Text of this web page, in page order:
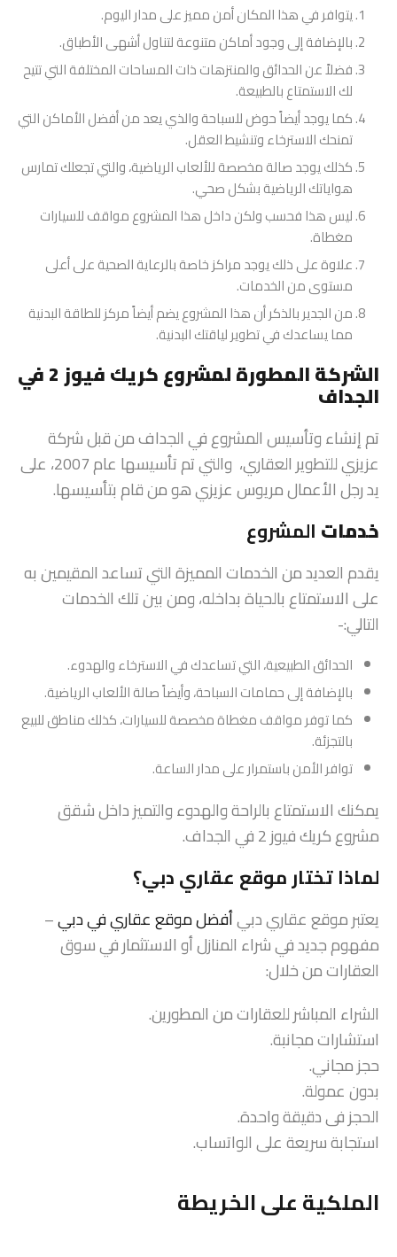
يتوافر في هذا المكان أمن مميز على مدار اليوم.
بالإضافة إلى وجود أماكن متنوعة لتناول أشهى الأطباق.
فضلاً عن الحدائق والمنتزهات ذات المساحات المختلفة التي تتيح
لك الاستمتاع بالطبيعة.
كما يوجد أيضاً حوض للسباحة والذي يعد من أفضل الأماكن التي
تمنحك الاسترخاء وتنشيط العقل.
كذلك يوجد صالة مخصصة للألعاب الرياضية، والتي تجعلك تمارس
هواياتك الرياضية بشكل صحي.
ليس هذا فحسب ولكن داخل هذا المشروع مواقف للسيارات
مغطاة.
علاوة على ذلك يوجد مراكز خاصة بالرعاية الصحية على أعلى
مستوى من الخدمات.
من الجدير بالذكر أن هذا المشروع يضم أيضاً مركز للطاقة البدنية
مما يساعدك في تطوير لياقتك البدنية.
الشركة المطورة لمشروع كريك فيوز 2 في
الجداف
تم إنشاء وتأسيس المشروع في الجداف من قبل شركة
عزيزي للتطوير العقاري، والتي تم تأسيسها عام 2007، على
يد رجل الأعمال مريوس عزيزي هو من قام بتأسيسها.
خدمات المشروع
يقدم العديد من الخدمات المميزة التي تساعد المقيمين به
على الاستمتاع بالحياة بداخله، ومن بين تلك الخدمات
التالي:-
الحدائق الطبيعية، التي تساعدك في الاسترخاء والهدوء.
بالإضافة إلى حمامات السباحة، وأيضاً صالة الألعاب الرياضية.
كما توفر مواقف مغطاة مخصصة للسيارات، كذلك مناطق للبيع
بالتجزئة.
توافر الأمن باستمرار على مدار الساعة.
يمكنك الاستمتاع بالراحة والهدوء والتميز داخل شقق
مشروع كريك فيوز 2 في الجداف.
لماذا تختار موقع عقاري دبي؟
يعتبر موقع عقاري دبيأفضل موقع عقاري في دبي–
مفهوم جديد في شراء المنازل أو الاستثمار في سوق
العقارات من خلال:
الشراء المباشر للعقارات من المطورين.
استشارات مجانبة.
حجز مجاني.
بدون عمولة.
الحجز فى دقيقة واحدة.
استجابة سريعة على الواتساب.
الملكية على الخريطة